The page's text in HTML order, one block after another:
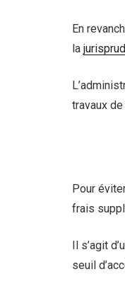
En
la
travaux
Pour
frais
Il s’agit
seuil